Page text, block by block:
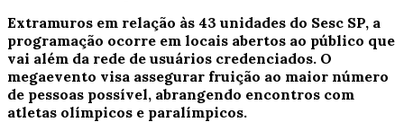
Extramuros em relação às 43 unidades do Sesc SP, a
programação ocorre em locais abertos ao público que
vai além da rede de usuários credenciados. O
megaevento visa assegurar fruição ao maior número
de pessoas possível, abrangendo encontros com
atletas olímpicos e paralímpicos.